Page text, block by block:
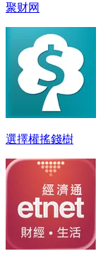
聚财网
選擇權搖錢樹